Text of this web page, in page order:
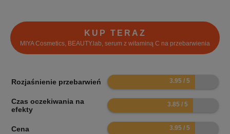
KUP TERAZ
MIYA Cosmetics, BEAUTY.lab, serum z witaminą C na przebarwienia
Rozjaśnienie przebarwień 7.9
Czas oczekiwania na
efekty
7.7
Cena 7.9